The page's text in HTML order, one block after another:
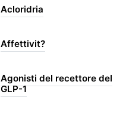
Acloridria
Affettivit?
Agonisti del recettore del
GLP-1